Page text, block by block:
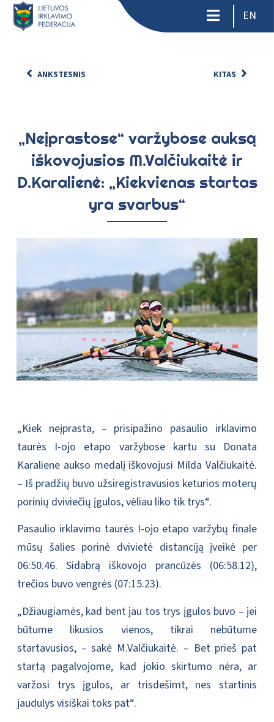
EN
ANKSTESNIS KITAS
„Neįprastose“ varžybose auksą
iškovojusios M.Valčiukaitė ir
D.Karalienė: „Kiekvienas startas
yra svarbus“
„Kiek neįprasta, – prisipažino pasaulio irklavimo
taurės I-ojo etapo varžybose kartu su Donata
Karaliene aukso medalį iškovojusi Milda Valčiukaitė.
– Iš pradžių buvo užsiregistravusios keturios moterų
porinių dviviečių įgulos, vėliau liko tik trys“.
Pasaulio irklavimo taurės I-ojo etapo varžybų finale
mūsų šalies porinė dvivietė distanciją įveikė per
06:50.46. Sidabrą iškovojo prancūzės (06:58.12),
trečios buvo vengrės (07:15.23).
„Džiaugiamės, kad bent jau tos trys įgulos buvo – jei
būtume likusios vienos, tikrai nebūtume
startavusios, – sakė M.Valčiukaitė. – Bet prieš pat
startą pagalvojome, kad jokio skirtumo nėra, ar
varžosi trys įgulos, ar trisdešimt, nes startinis
jaudulys visiškai toks pat“.